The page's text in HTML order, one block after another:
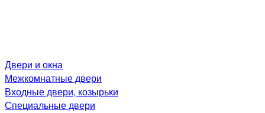
Двери и окна
Межкомнатные двери
Входные двери, козырьки
Специальные двери